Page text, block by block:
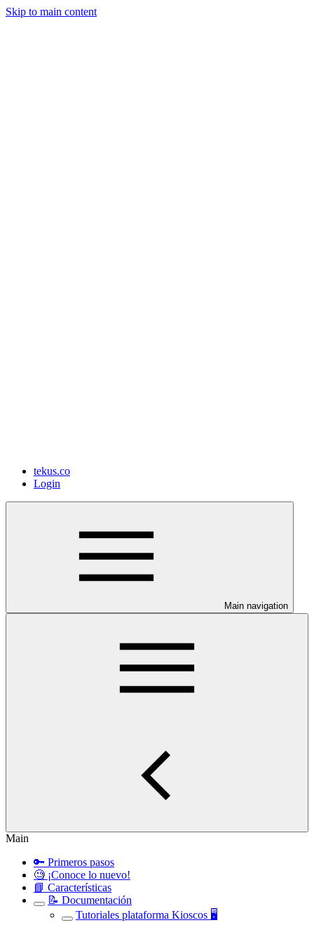
Skip to main content
tekus.co
Login
Main navigation
Main
🔑 Primeros pasos
🧐 ¡Conoce lo nuevo!
📘 Características
📝 Documentación
Tutoriales plataforma Kioscos 🖥️